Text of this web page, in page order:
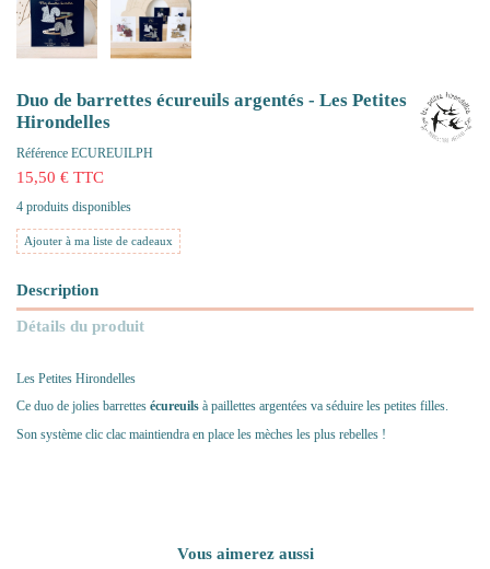
Duo de barrettes écureuils argentés - Les Petites
Hirondelles
Référence ECUREUILPH
15,50 € TTC
4 produits disponibles
Ajouter à ma liste de cadeaux
Description
Détails du produit
Les Petites Hirondelles
Ce duo de jolies barrettes écureuils à paillettes argentées va séduire les petites filles.
Son système clic clac maintiendra en place les mèches les plus rebelles !
Vous aimerez aussi